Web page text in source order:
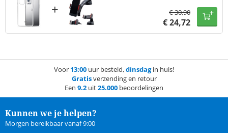
+ €30,90
€24,72
Voor 13:00 uur besteld,dinsdagin huis!
Gratisverzending en retour
Een 9.2 uit25.000 beoordelingen
Kunnen we je helpen?
Morgen bereikbaar vanaf 9:00